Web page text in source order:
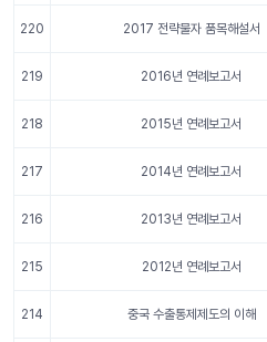
220 2017 전략물자 품목해설서
219 2016년 연례보고서
218 2015년 연례보고서
217 2014년 연례보고서
216 2013년 연례보고서
215 2012년 연례보고서
214 중국 수출통제제도의 이해